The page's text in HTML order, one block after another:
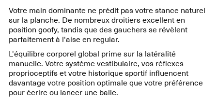
Votre main dominante ne prédit pas votre stance naturel
sur la planche. De nombreux droitiers excellent en
position goofy, tandis que des gauchers se révèlent
parfaitement à l'aise en regular.
L'équilibre corporel global prime sur la latéralité
manuelle. Votre système vestibulaire, vos réflexes
proprioceptifs et votre historique sportif influencent
davantage votre position optimale que votre préférence
pour écrire ou lancer une balle.